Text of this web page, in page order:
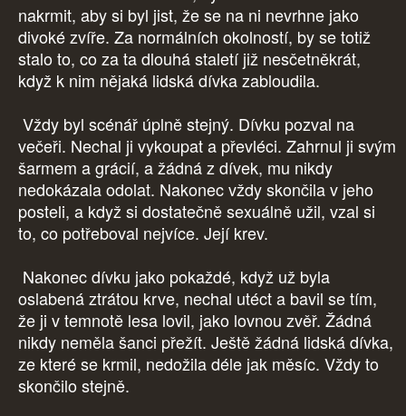
nakrmit, aby si byl jist, že se na ni nevrhne jako
divoké zvíře. Za normálních okolností, by se totiž
stalo to, co za ta dlouhá staletí již nesčetněkrát,
když k nim nějaká lidská dívka zabloudila.
Vždy byl scénář úplně stejný. Dívku pozval na
večeři. Nechal ji vykoupat a převléci. Zahrnul ji svým
šarmem a grácií, a žádná z dívek, mu nikdy
nedokázala odolat. Nakonec vždy skončila v jeho
posteli, a když si dostatečně sexuálně užil, vzal si
to, co potřeboval nejvíce. Její krev.
Nakonec dívku jako pokaždé, když už byla
oslabená ztrátou krve, nechal utéct a bavil se tím,
že ji v temnotě lesa lovil, jako lovnou zvěř. Žádná
nikdy neměla šanci přežít. Ještě žádná lidská dívka,
ze které se krmil, nedožila déle jak měsíc. Vždy to
skončilo stejně.